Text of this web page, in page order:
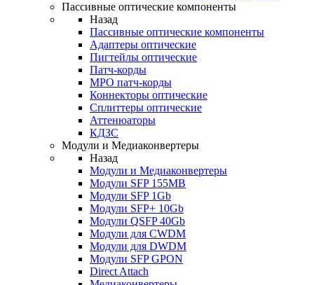
Пассивные оптические компоненты
Назад
Пассивные оптические компоненты
Адаптеры оптические
Пигтейлы оптические
Патч-корды
MPO патч-корды
Коннекторы оптические
Сплиттеры оптические
Аттенюаторы
КДЗС
Модули и Медиаконвертеры
Назад
Модули и Медиаконвертеры
Модули SFP 155MB
Модули SFP 1Gb
Модули SFP+ 10Gb
Модули QSFP 40Gb
Модули для CWDM
Модули для DWDM
Модули SFP GPON
Direct Attach